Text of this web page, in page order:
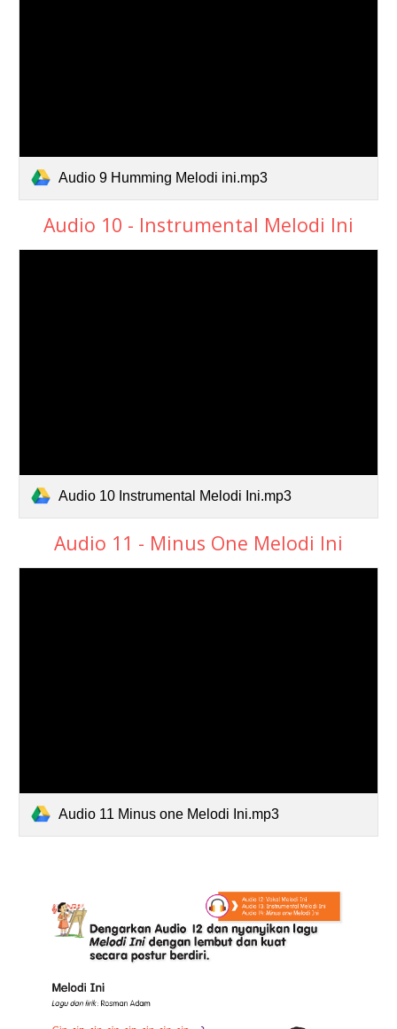
Audio 9 Humming Melodi ini.mp3
Audio 10 - Instrumental Melodi Ini
Audio 10 Instrumental Melodi Ini.mp3
Audio 11 - Minus One Melodi Ini
Audio 11 Minus one Melodi Ini.mp3